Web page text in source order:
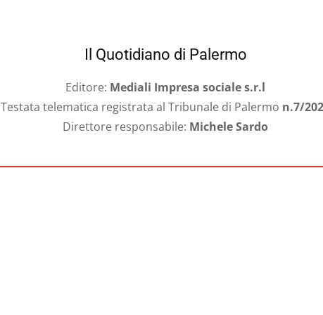
Il Quotidiano di Palermo
Editore: Mediali Impresa sociale s.r.l
Testata telematica registrata al Tribunale di Palermo n.7/
Direttore responsabile: Michele Sardo